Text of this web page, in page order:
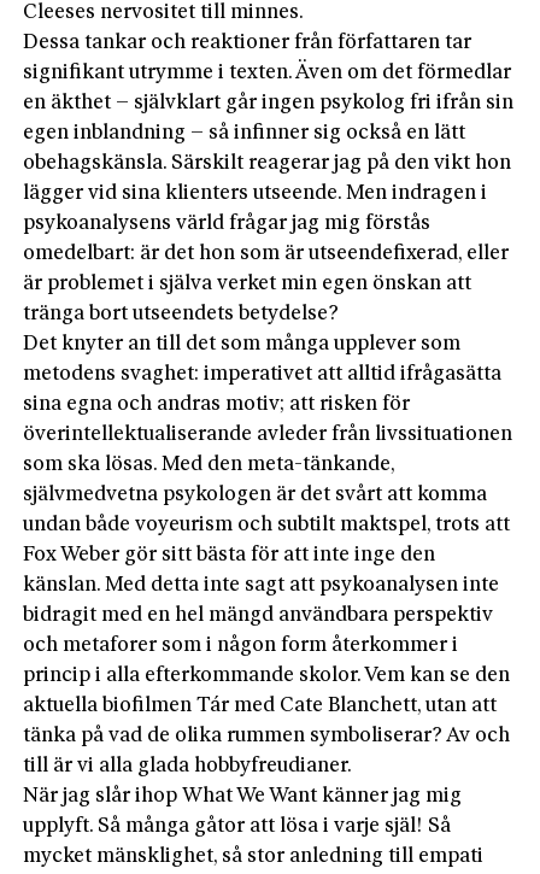
Cleeses nervositet till minnes.
Dessa tankar och reaktioner från författaren tar
signifikant utrymme i texten. Även om det förmedlar
en äkthet – självklart går ingen psykolog fri ifrån sin
egen inblandning – så infinner sig också en lätt
obehagskänsla. Särskilt reagerar jag på den vikt hon
lägger vid sina klienters utseende. Men indragen i
psykoanalysens värld frågar jag mig förstås
omedelbart: är det hon som är utseendefixerad, eller
är problemet i själva verket min egen önskan att
tränga bort utseendets betydelse?
Det knyter an till det som många upplever som
metodens svaghet: imperativet att alltid ifrågasätta
sina egna och andras motiv; att risken för
överintellektualiserande avleder från livssituationen
som ska lösas. Med den meta-tänkande,
självmedvetna psykologen är det svårt att komma
undan både voyeurism och subtilt maktspel, trots att
Fox Weber gör sitt bästa för att inte inge den
känslan. Med detta inte sagt att psykoanalysen inte
bidragit med en hel mängd användbara perspektiv
och metaforer som i någon form återkommer i
princip i alla efterkommande skolor. Vem kan se den
aktuel­la biofilmen Tár med Cate Blanchett, utan att
tänka på vad de olika rummen symboliserar? Av och
till är vi alla glada hobbyfreudianer.
När jag slår ihop What We Want känner jag mig
upplyft. Så många gåtor att lösa i varje själ! Så
mycket mänsklighet, så stor anledning till empati